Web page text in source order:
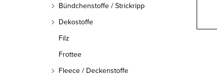
Bündchenstoffe / Strickripp
Dekostoffe
Filz
Frottee
Fleece / Deckenstoffe